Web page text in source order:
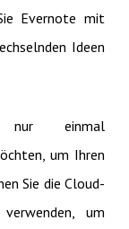
Evernote mit
Ideen
einmal
um Ihren
Sie die Cloud-
um